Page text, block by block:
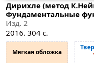
Дирихле (метод
Фундаментальные
Изд. 2
2016. 304 с.
Мягкая обложка